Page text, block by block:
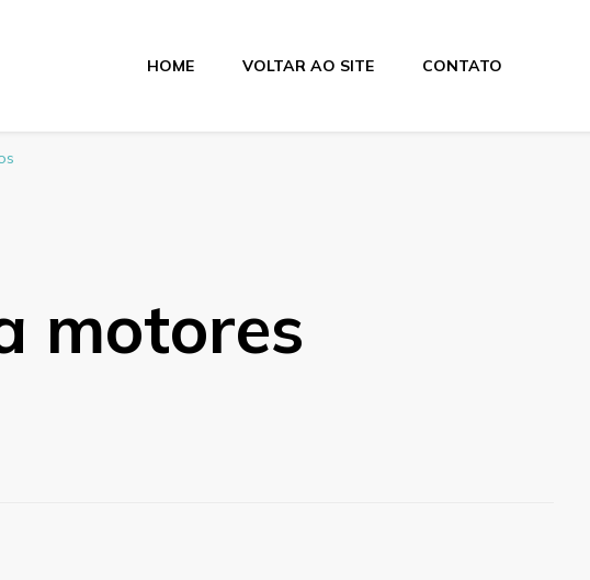
Elétricos e
HOME VOLTAR AO SITE CONTATO
motores